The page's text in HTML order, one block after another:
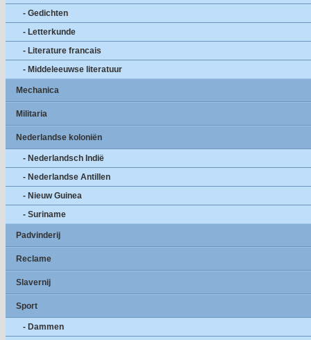
- Gedichten
- Letterkunde
- Literature francais
- Middeleeuwse literatuur
Mechanica
Militaria
Nederlandse koloniën
- Nederlandsch Indië
- Nederlandse Antillen
- Nieuw Guinea
- Suriname
Padvinderij
Reclame
Slavernij
Sport
- Dammen